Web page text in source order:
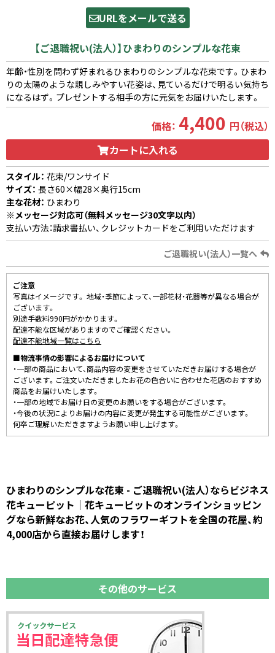
URLをメールで送る
【ご退職祝い(法人）】ひまわりのシンプルな花束
年齢・性別を問わず好まれるひまわりのシンプルな花束です。ひまわ
りの太陽のような親しみやすい花姿は、見ているだけで明るい気持ち
になるはず。プレゼントする相手の方に元気をお届けいたします。
価格： 4,400 円（税込）
カートに入れる
スタイル： 花束/ワンサイド
サイズ： 長さ60×幅28×奥行15cm
主な花材： ひまわり
※メッセージ対応可（無料メッセージ30文字以内）
支払い方法：請求書払い、クレジットカードをご利用いただけます
ご退職祝い(法人）一覧へ
ご注意
写真はイメージです。 地域・季節によって、一部花材・花器等が異なる場合が
ございます。
別途手数料990円がかかります。
配達不能な区域がありますのでご確認ください。
配達不能地域一覧はこちら
■物流事情の影響によるお届けについて
・一部の商品において、商品内容の変更をさせていただきお届けする場合が
ございます。ご注文いただきましたお花の色合いに合わせた花店のおすすめ
商品をお届けいたします。
・一部の地域でお届け日の変更のお願いをする場合がございます。
・今後の状況によりお届けの内容に変更が発生する可能性がございます。
何卒ご理解いただきますようお願い申し上げます。
ひまわりのシンプルな花束 - ご退職祝い(法人）ならビジネス
花キューピット｜花キューピットのオンラインショッピン
グなら新鮮なお花、人気のフラワーギフトを全国の花屋、約
4,000店から直接お届けします！
その他のサービス